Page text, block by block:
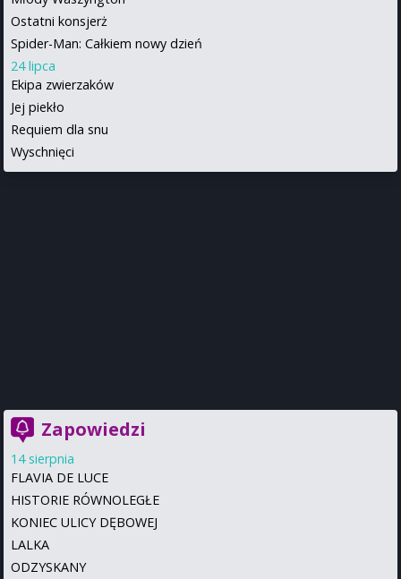
Ostatni konsjerż
Spider-Man: Całkiem nowy dzień
24 lipca
Ekipa zwierzaków
Jej piekło
Requiem dla snu
Wyschnięci
Zapowiedzi
14 sierpnia
FLAVIA DE LUCE
HISTORIE RÓWNOLEGŁE
KONIEC ULICY DĘBOWEJ
LALKA
ODZYSKANY